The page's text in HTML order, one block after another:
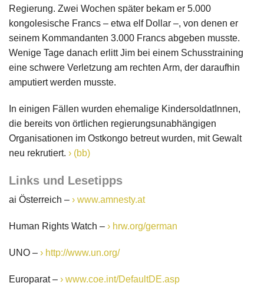
Regierung. Zwei Wochen später bekam er 5.000
kongolesische Francs – etwa elf Dollar –, von denen er
seinem Kommandanten 3.000 Francs abgeben musste.
Wenige Tage danach erlitt Jim bei einem Schusstraining
eine schwere Verletzung am rechten Arm, der daraufhin
amputiert werden musste.
In einigen Fällen wurden ehemalige KindersoldatInnen,
die bereits von örtlichen regierungsunabhängigen
Organisationen im Ostkongo betreut wurden, mit Gewalt
neu rekrutiert.
(bb)
Links und Lesetipps
ai Österreich – www.amnesty.at
Human Rights Watch – hrw.org/german
UNO – http://www.un.org/
Europarat – www.coe.int/DefaultDE.asp